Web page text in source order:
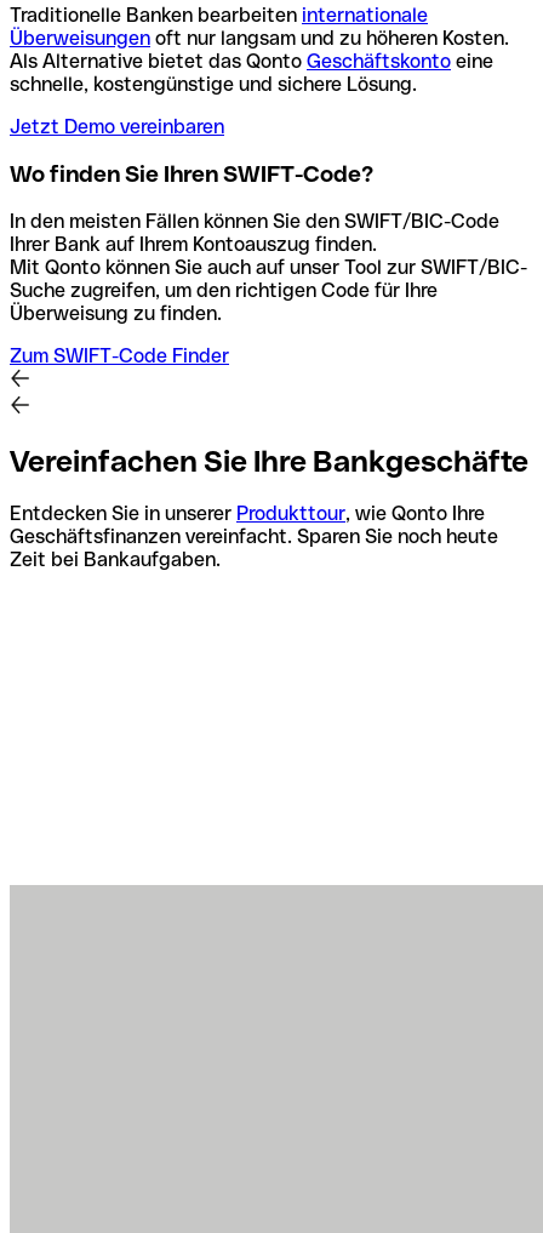
Traditionelle Banken bearbeiten internationale
Überweisungen oft nur langsam und zu höheren Kosten.
Als Alternative bietet das Qonto Geschäftskonto eine
schnelle, kostengünstige und sichere Lösung.
Jetzt Demo vereinbaren
Wo finden Sie Ihren SWIFT-Code?
In den meisten Fällen können Sie den SWIFT/BIC-Code
Ihrer Bank auf Ihrem Kontoauszug finden.
Mit Qonto können Sie auch auf unser Tool zur SWIFT/BIC-
Suche zugreifen, um den richtigen Code für Ihre
Überweisung zu finden.
Zum SWIFT-Code Finder
Vereinfachen Sie Ihre Bankgeschäfte
Entdecken Sie in unserer Produkttour, wie Qonto Ihre
Geschäftsfinanzen vereinfacht. Sparen Sie noch heute
Zeit bei Bankaufgaben.